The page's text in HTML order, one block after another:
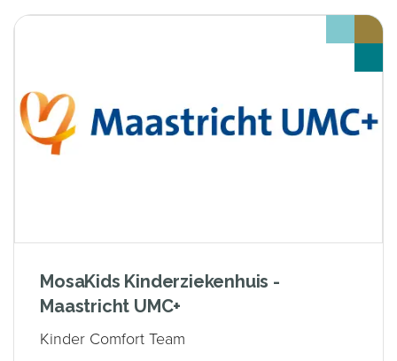
MosaKids Kinderziekenhuis -
Maastricht UMC+
Kinder Comfort Team